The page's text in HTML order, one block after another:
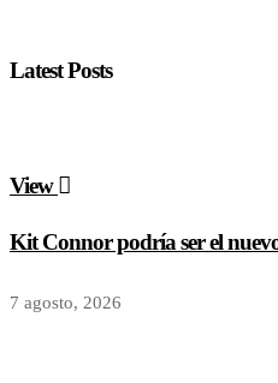
Latest Posts
View
Kit Connor podría ser el
7 agosto, 2026